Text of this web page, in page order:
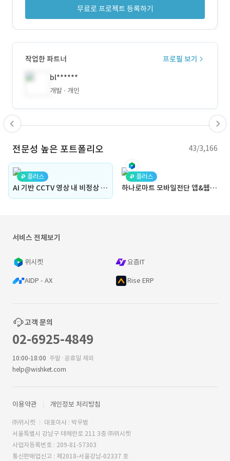
무료로 프로젝트 등록하기
작업한 파트너
프로필 보기
bl******
개발 개인
전문성 높은 포트폴리오 43/3,166
플러스
AI 기반 CCTV 영상 내 비정상 상태 감지
플러스
하나로마트 모바일전단 앱&웹 플랫폼 구축
서비스 전체보기
위시켓 요즘IT
AIDP - AX Rise ERP
고객 문의
02-6925-4849
10:00-18:00 주말·공휴일 제외
help@wishket.com
이용약관 개인정보 처리방침
㈜위시켓
대표이사 : 박우범
서울특별시 강남구 테헤란로 211 3층 ㈜위시켓
사업자등록번호 : 209-81-57303
통신판매업신고 : 제2018-서울강남-02337 호